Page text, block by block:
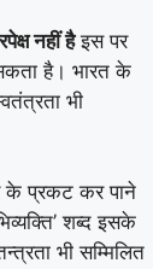
नहीं हैइस पर
है। भारत के
भी
के प्रकट कर पाने
शब्द इसके
भी सम्मिलित